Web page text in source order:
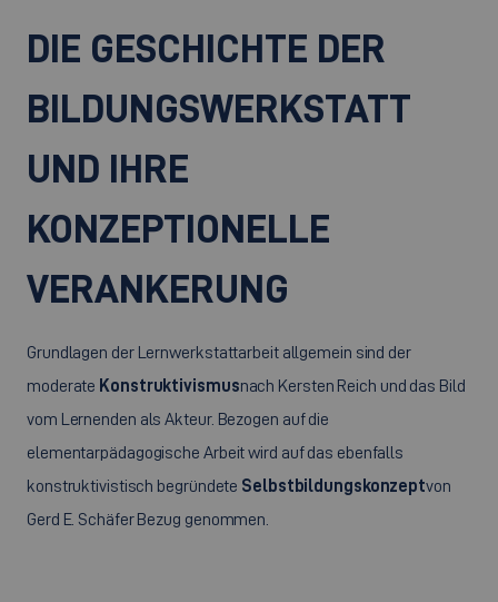
DIE GESCHICHTE DER
BILDUNGSWERKSTATT
UND IHRE
KONZEPTIONELLE
VERANKERUNG
Grundlagen der Lernwerkstattarbeit allgemein sind der
moderate Konstruktivismusnach Kersten Reich und das Bild
vom Lernenden als Akteur. Bezogen auf die
elementarpädagogische Arbeit wird auf das ebenfalls
konstruktivistisch begründete Selbstbildungskonzeptvon
Gerd E. Schäfer Bezug genommen.